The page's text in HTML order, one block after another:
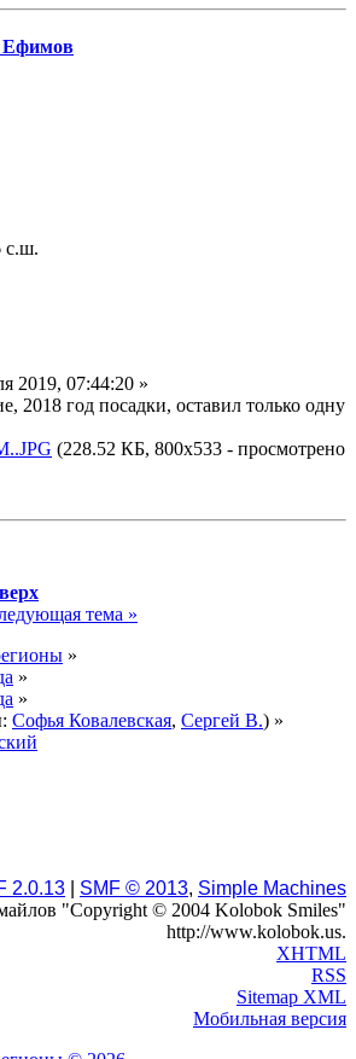
Ефимов
с.ш.
2019, 07:44:20 »
2018 год посадки, оставил только одну
(228.52 КБ, 800x533 - просмотрено
тема »
»
»
»
Софья Ковалевская, Сергей В.) »
2.0.13 SMF © 2013, Simple Machines
"Copyright © 2004 Kolobok Smiles"
http://www.kolobok.us.
XHTML
RSS
Sitemap XML
Мобильная версия